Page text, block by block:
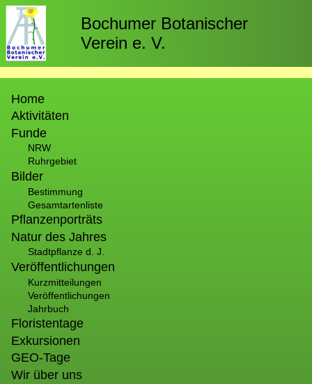
Direkt
zum
Inhalt
Bochumer Botanischer
Verein e. V.
Home
Aktivitäten
Funde
NRW
Ruhrgebiet
Bilder
Bestimmung
Gesamtartenliste
Pflanzenporträts
Natur des Jahres
Stadtpflanze d. J.
Veröffentlichungen
Kurzmitteilungen
Veröffentlichungen
Jahrbuch
Floristentage
Exkursionen
GEO-Tage
Wir über uns